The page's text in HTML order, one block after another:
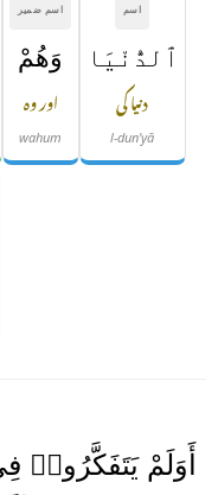
اسم
ٱلدُّنْيَا
دنیا کی
l-dun'yā
اسم ضمیر
وَهُمْ
اور وہ
wahum
أَوَلَمْ يَتَفَكَّرُوا۟